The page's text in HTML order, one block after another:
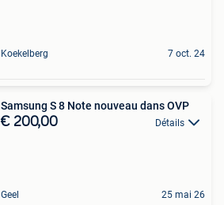
Koekelberg 7 oct. 24
Samsung S 8 Note nouveau dans OVP
€ 200,00 Détails
Geel 25 mai 26